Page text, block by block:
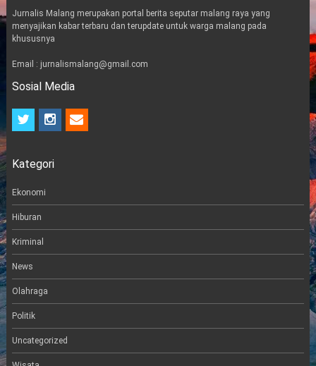
Jurnalis Malang merupakan portal berita seputar malang raya yang
menyajikan kabar terbaru dan terupdate untuk warga malang pada
khususnya
Email : jurnalismalang@gmail.com
Sosial Media
t
t
r
i
n
a
e
m
Kategori
Ekonomi
Hiburan
Kriminal
News
Olahraga
Politik
Uncategorized